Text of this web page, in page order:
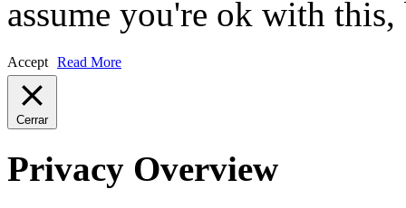
assume you're ok with
Accept Read More
Cerrar
Privacy Overview